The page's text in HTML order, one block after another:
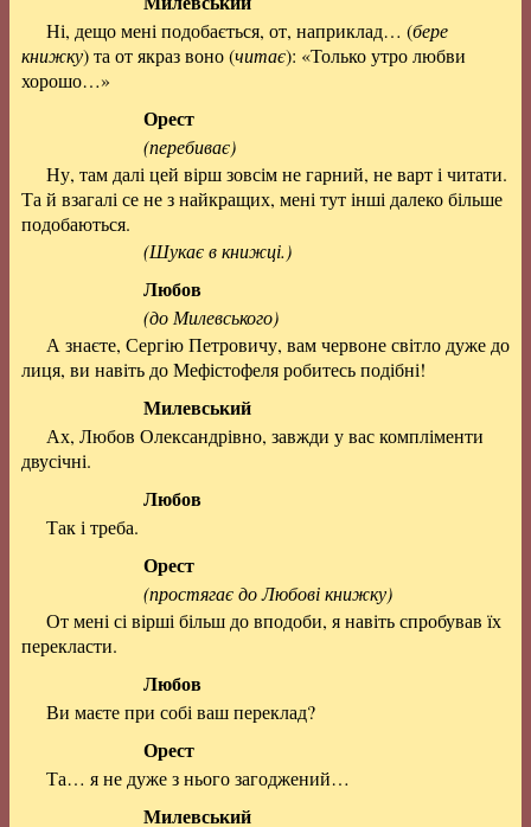
Ні, дещо мені подобається, от, наприклад… (бере
книжку) та от якраз воно (читає): «Только утро любви
хорошо…»
Орест
(перебиває)
Ну, там далі цей вірш зовсім не гарний, не варт і читати.
Та й взагалі се не з найкращих, мені тут інші далеко більше
подобаються.
(Шукає в книжці.)
Любов
(до Милевського)
А знаєте, Сергію Петровичу, вам червоне світло дуже до
лиця, ви навіть до Мефістофеля робитесь подібні!
Милевський
Ах, Любов Олександрівно, завжди у вас компліменти
двусічні.
Любов
Так і треба.
Орест
(простягає до Любові книжку)
От мені сі вірші більш до вподоби, я навіть спробував їх
перекласти.
Любов
Ви маєте при собі ваш переклад?
Орест
Та… я не дуже з нього загоджений…
Милевський